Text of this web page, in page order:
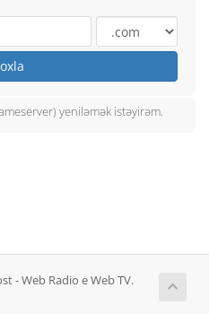
yeniləmək istəyirəm.
- Web Radio e Web TV.